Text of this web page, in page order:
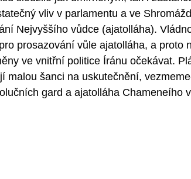
vliv v parlamentu a ve
Nejvyššího vůdce (ajatolláha).
prosazování vůle ajatolláha, a proto
ve vnitřní politice Íránu očekávat.
malou šanci na uskutečnění,
gard a ajatolláha Chameneího